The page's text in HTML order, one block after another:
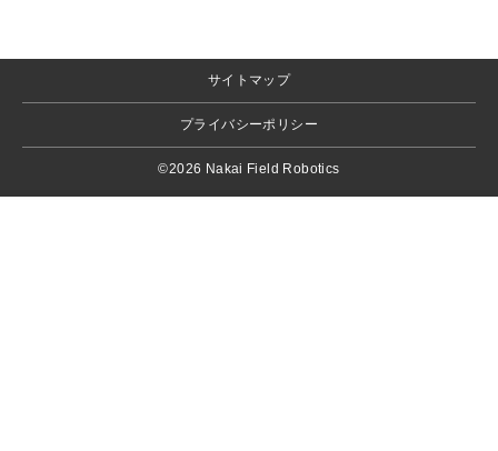
サイトマップ
プライバシーポリシー
©2026 Nakai Field Robotics